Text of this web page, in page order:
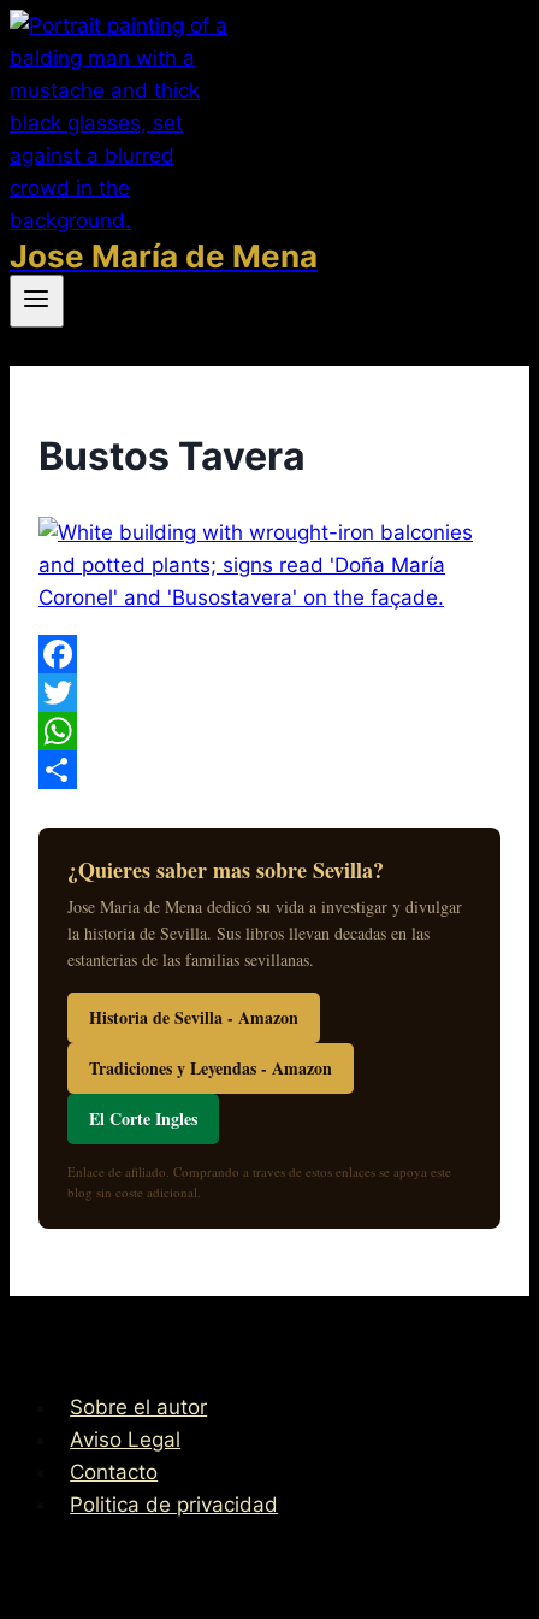
Saltar
al
contenido
Jose María de Mena
Bustos Tavera
Facebook
Twitter
WhatsApp
¿Quieres saber mas sobre Sevilla?
Jose Maria de Mena dedicó su vida a investigar y divulgar
la historia de Sevilla. Sus libros llevan decadas en las
estanterias de las familias sevillanas.
Historia de Sevilla - Amazon
Tradiciones y Leyendas - Amazon
El Corte Ingles
Enlace de afiliado. Comprando a traves de estos enlaces se apoya este
blog sin coste adicional.
Sobre el autor
Aviso Legal
Contacto
Politica de privacidad